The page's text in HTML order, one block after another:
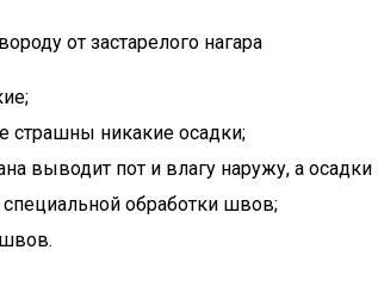
от застарелого нагара
страшны никакие осадки;
выводит пот и влагу наружу, а осадки
обработки швов;